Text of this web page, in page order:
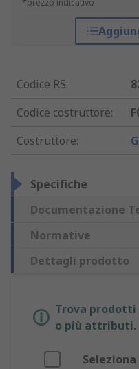
*prezzo indicativo
Codice RS:
Codice costruttore:
Costruttore:
Specifiche
Documentazione
Normative
Dettagli prodotto
Trova prodotti
o più attributi.